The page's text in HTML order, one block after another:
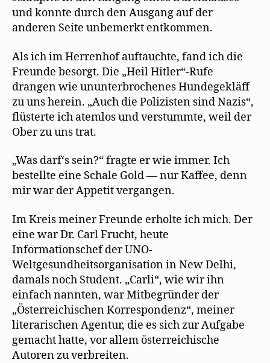
und konnte durch den Ausgang auf der
anderen Seite unbemerkt entkommen.
Als ich im Herrenhof auftauchte, fand ich die
Freunde besorgt. Die „Heil Hitler“-Rufe
drangen wie ununterbrochenes Hundegekläff
zu uns herein. „Auch die Polizisten sind Nazis“,
flüsterte ich atemlos und verstummte, weil der
Ober zu uns trat.
„Was darf‘s sein?“ fragte er wie immer. Ich
bestellte eine Schale Gold — nur Kaffee, denn
mir war der Appetit vergangen.
Im Kreis meiner Freunde erholte ich mich. Der
eine war Dr. Carl Frucht, heute
Informationschef der UNO-
Weltgesundheitsorganisation in New Delhi,
damals noch Student. „Carli“, wie wir ihn
einfach nannten, war Mitbegründer der
„Österreichischen Korrespondenz“, meiner
literarischen Agentur, die es sich zur Aufgabe
gemacht hatte, vor allem österreichische
Autoren zu verbreiten.